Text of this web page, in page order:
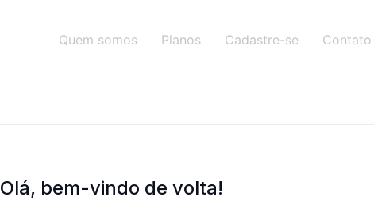
Quem somos Planos Cadastre-se Contato
Olá, bem-vindo de volta!